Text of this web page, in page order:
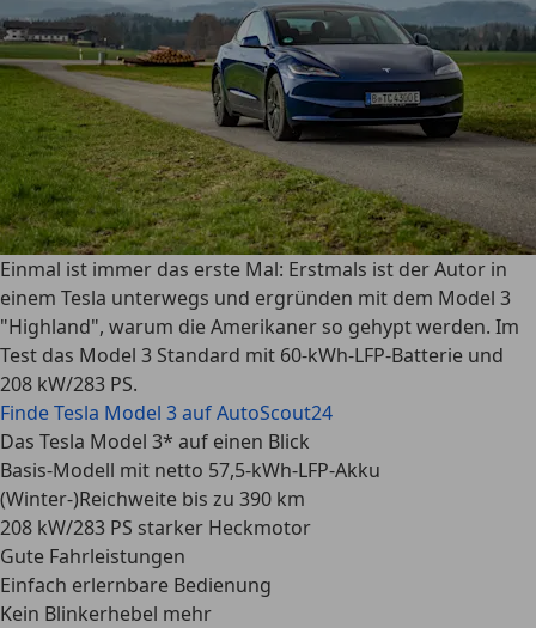
Einmal ist immer das erste Mal: Erstmals ist der Autor in
einem Tesla unterwegs und ergründen mit dem Model 3
"Highland", warum die Amerikaner so gehypt werden. Im
Test das Model 3 Standard mit 60-kWh-LFP-Batterie und
208 kW/283 PS.
Finde Tesla Model 3 auf AutoScout24
Das Tesla Model 3* auf einen Blick
Basis-Modell mit netto 57,5-kWh-LFP-Akku
(Winter-)Reichweite bis zu 390 km
208 kW/283 PS starker Heckmotor
Gute Fahrleistungen
Einfach erlernbare Bedienung
Kein Blinkerhebel mehr